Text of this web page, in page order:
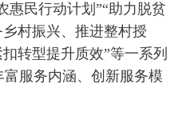
惠民行动计划”“助力脱贫
村振兴、推进整村授
转型提升质效”等一系列
服务内涵、创新服务模